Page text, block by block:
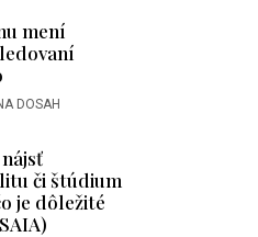
mení
DOSAH
či štúdium
je dôležité